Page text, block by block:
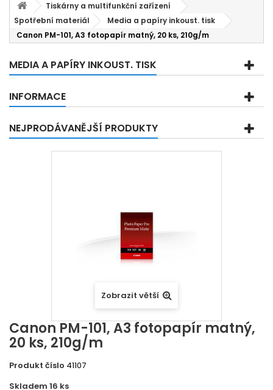
Tiskárny a multifunkční zařízení
Spotřební materiál
Media a papíry inkoust. tisk
Canon PM-101, A3 fotopapír matný, 20 ks, 210g/m
MEDIA A PAPÍRY INKOUST. TISK
INFORMACE
NEJPRODÁVANĚJŠÍ PRODUKTY
Zobrazit větší
Canon PM-101, A3 fotopapír matný,
20 ks, 210g/m
Produkt číslo 41107
Skladem 16 ks